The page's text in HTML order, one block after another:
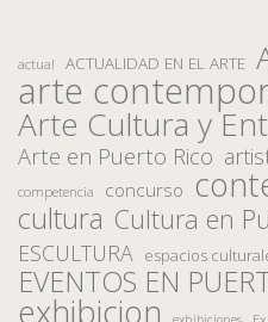
actual ACTUALIDAD EN EL ARTE
arte
Arte Cultura y
Arte en Puerto Rico
competencia concurso
cultura Cultura en
ESCULTURA espacios
EVENTOS EN
exhibicion